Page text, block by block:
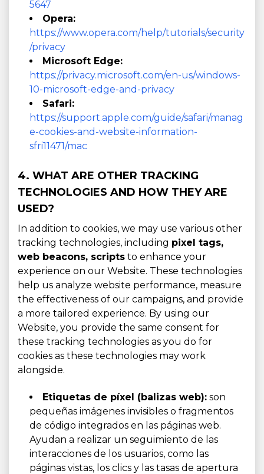
5647
Opera:
https://www.opera.com/help/tutorials/security
/privacy
Microsoft Edge:
https://privacy.microsoft.com/en-us/windows-
10-microsoft-edge-and-privacy
Safari:
https://support.apple.com/guide/safari/manag
e-cookies-and-website-information-
sfri11471/mac
4. WHAT ARE OTHER TRACKING
TECHNOLOGIES AND HOW THEY ARE
USED?
In addition to cookies, we may use various other
tracking technologies, including pixel tags,
web beacons, scripts to enhance your
experience on our Website. These technologies
help us analyze website performance, measure
the effectiveness of our campaigns, and provide
a more tailored experience. By using our
Website, you provide the same consent for
these tracking technologies as you do for
cookies as these technologies may work
alongside.
Etiquetas de píxel (balizas web): son
pequeñas imágenes invisibles o fragmentos
de código integrados en las páginas web.
Ayudan a realizar un seguimiento de las
interacciones de los usuarios, como las
páginas vistas, los clics y las tasas de apertura